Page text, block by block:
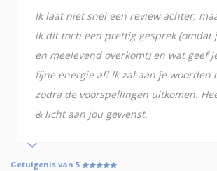
Ik laat niet snel een review achter,
ik dit toch een prettig gesprek (omdat
en meelevend overkomt) en wat geef
fijne energie af! Ik zal aan je woorden
zodra de voorspellingen uitkomen.
& licht aan jou gewenst.
Getuigenis van 5